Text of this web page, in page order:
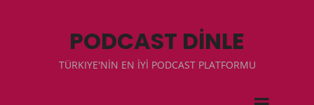
PODCAST DİNLE
TÜRKIYE'NİN EN İYİ PODCAST PLATFORMU